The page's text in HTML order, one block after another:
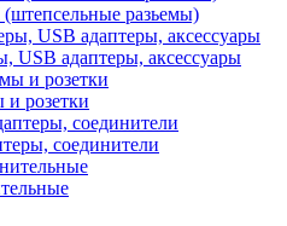
разьемы)
USB адаптеры, аксессуары
розетки
соединители